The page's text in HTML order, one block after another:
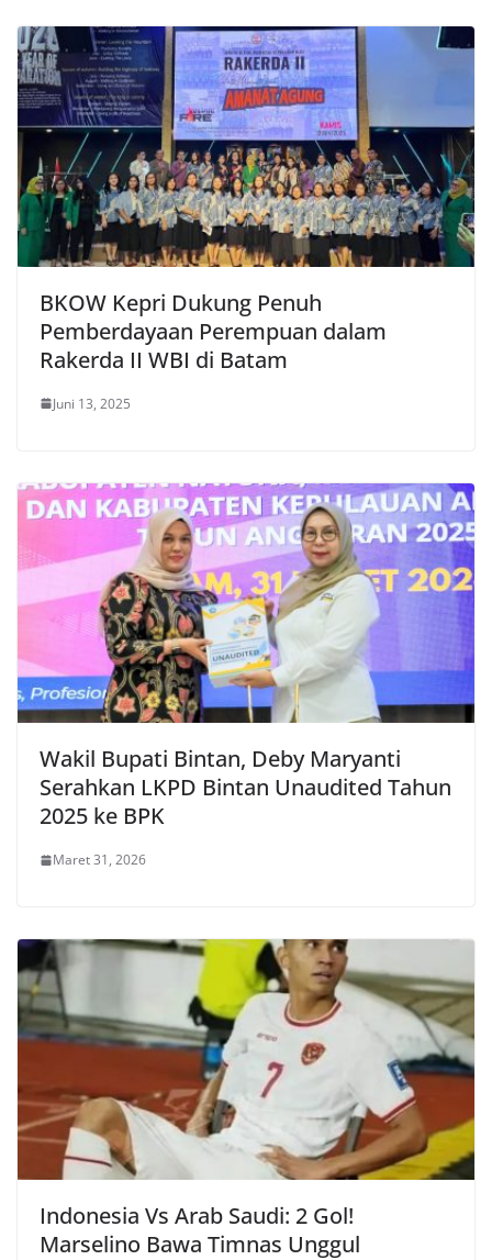
BKOW Kepri Dukung Penuh
Pemberdayaan Perempuan dalam
Rakerda II WBI di Batam
Juni 13, 2025
Wakil Bupati Bintan, Deby Maryanti
Serahkan LKPD Bintan Unaudited Tahun
2025 ke BPK
Maret 31, 2026
Indonesia Vs Arab Saudi: 2 Gol!
Marselino Bawa Timnas Unggul